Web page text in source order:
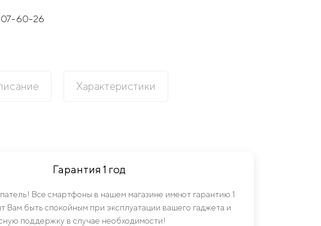
60-26
Характеристики
Гарантия 1 год
Все смартфоны в нашем магазине имеют гарантию 1
Вам быть спокойным при эксплуатации вашего гаджета и
поддержку в случае необходимости!